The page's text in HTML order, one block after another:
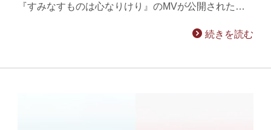
『すみなすものは心なりけり』のMVが公開された…
続きを読む